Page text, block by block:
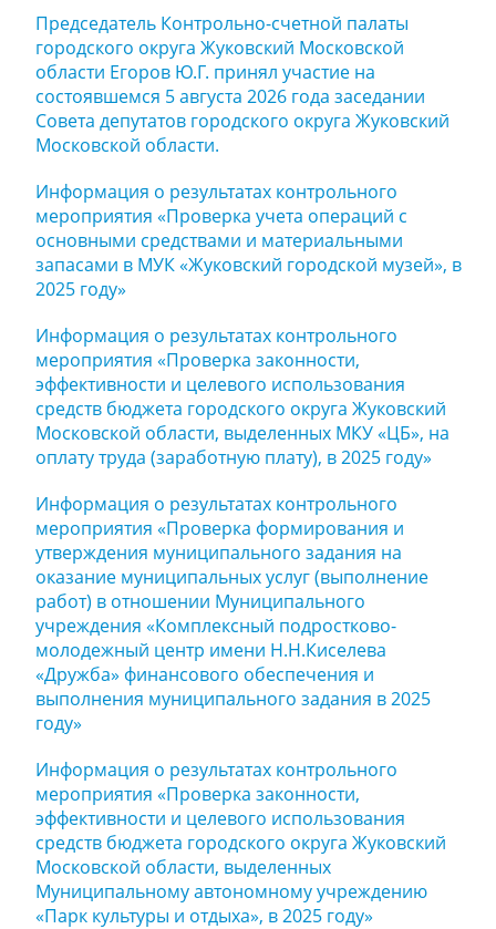
Председатель Контрольно-счетной палаты
городского округа Жуковский Московской
области Егоров Ю.Г. принял участие на
состоявшемся 5 августа 2026 года заседании
Совета депутатов городского округа Жуковский
Московской области.
Информация о результатах контрольного
мероприятия «Проверка учета операций с
основными средствами и материальными
запасами в МУК «Жуковский городской музей», в
2025 году»
Информация о результатах контрольного
мероприятия «Проверка законности,
эффективности и целевого использования
средств бюджета городского округа Жуковский
Московской области, выделенных МКУ «ЦБ», на
оплату труда (заработную плату), в 2025 году»
Информация о результатах контрольного
мероприятия «Проверка формирования и
утверждения муниципального задания на
оказание муниципальных услуг (выполнение
работ) в отношении Муниципального
учреждения «Комплексный подростково-
молодежный центр имени Н.Н.Киселева
«Дружба» финансового обеспечения и
выполнения муниципального задания в 2025
году»
Информация о результатах контрольного
мероприятия «Проверка законности,
эффективности и целевого использования
средств бюджета городского округа Жуковский
Московской области, выделенных
Муниципальному автономному учреждению
«Парк культуры и отдыха», в 2025 году»